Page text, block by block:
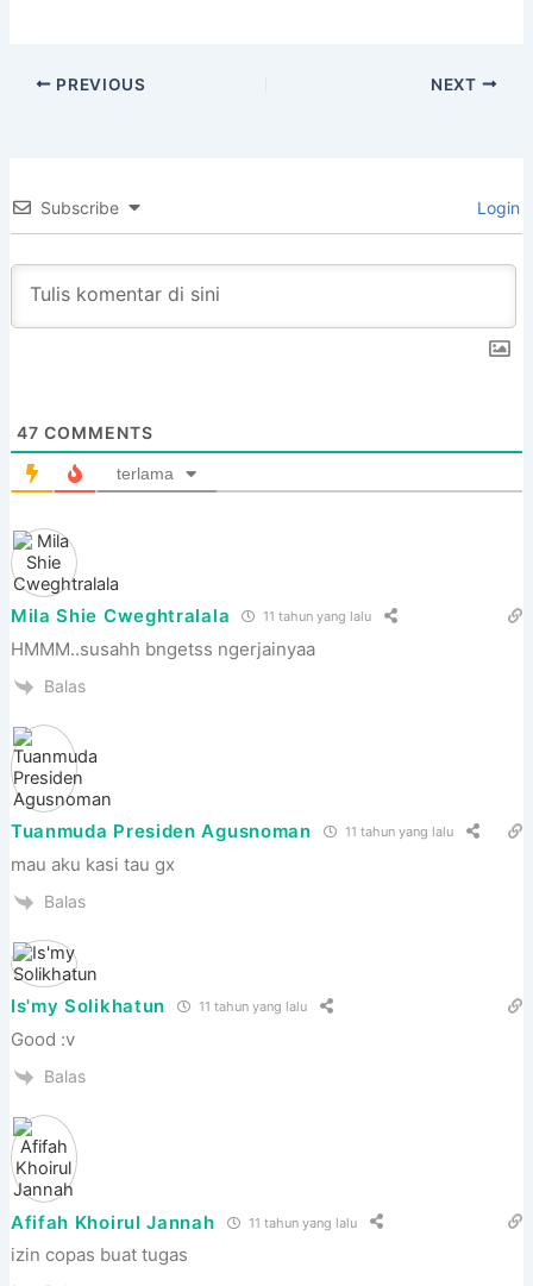
PREVIOUS NEXT
Subscribe Login
47 COMMENTS
terlama
Mila Shie Cweghtralala 11 tahun yang lalu
HMMM..susahh bngetss ngerjainyaa
Balas
Tuanmuda Presiden Agusnoman 11 tahun yang lalu
mau aku kasi tau gx
Balas
Is'my Solikhatun 11 tahun yang lalu
Good :v
Balas
Afifah Khoirul Jannah 11 tahun yang lalu
izin copas buat tugas